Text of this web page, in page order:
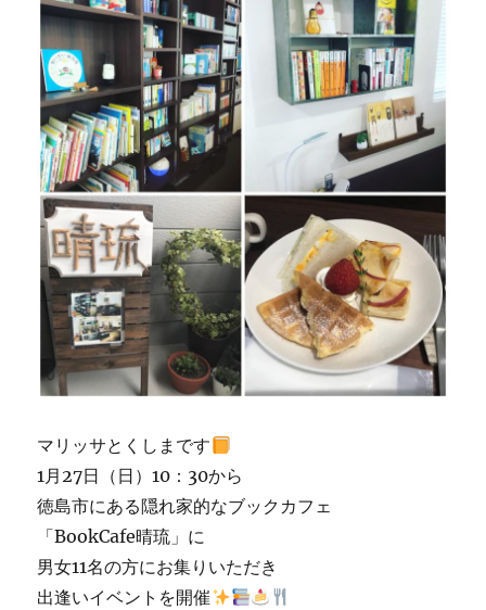
マリッサとくしまです
1月27日（日）10：30から
徳島市にある隠れ家的なブックカフェ
「BookCafe晴琉」に
男女11名の方にお集りいただき
出逢いイベントを開催